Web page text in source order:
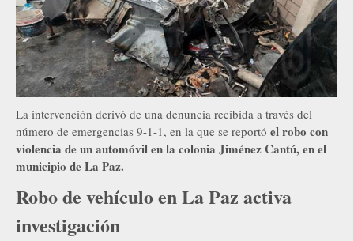
La intervención derivó de una denuncia recibida a través del
número de emergencias 9-1-1, en la que se reportó el robo con
violencia de un automóvil en la colonia Jiménez Cantú, en el
municipio de La Paz.
Robo de vehículo en La Paz activa
investigación